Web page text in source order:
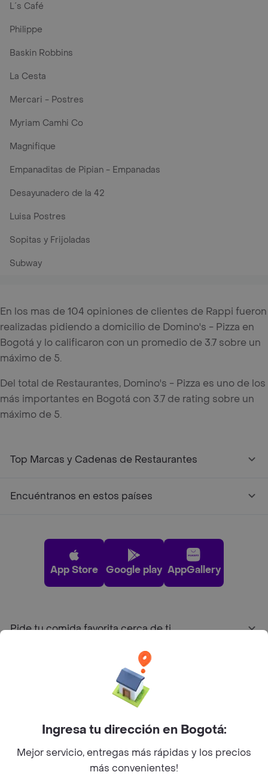
L´s Café
Philippe
Baskin Robbins
La Cesta
Mercari - Postres
Myriam Camhi Co
Magnifique
Empanaditas de Pipian - Empanadas
Desayunadero de la 42
Luisa Postres
Sopitas y Frijoladas
Subway
En los mas de 104 opiniones de clientes de Rappi fueron
realizadas pidiendo a domicilio de Domino's - Pizza en
Bogotá y lo calificaron con un promedio de 3.7 sobre un
máximo de 5.
Del total de Restaurantes, Domino's - Pizza es uno de los
más importantes en Bogotá con 3.7 de rating sobre un
máximo de 5.
Top Marcas y Cadenas de Restaurantes
Encuéntranos en estos países
App Store Google play AppGallery
Pide tu comida favorita cerca de ti
Sobre Rappi
Facebook
Twitter
Instagram
Ingresa tu dirección en Bogotá:
Mejor servicio, entregas más rápidas y los precios
más convenientes!